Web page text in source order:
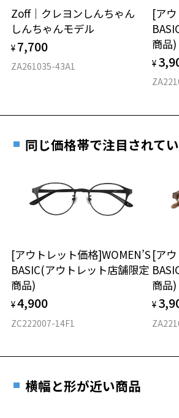
仕上がり寸法
D 仕上がりの横幅：約141mm
22.4g
※着脱式サングラス：デモレンズ、アタッチメント込み
タイプ
材質
フロント素材：メタル
安心2 視力測定無料
視力の変化を早めに発見するために
力測定をおすすめいたします。
安心3 かかり具合調整無料
す。
もっと見る
オンラインストアでフレームのみ購入し
実店舗で度付きにできます
ご購入時に「レンズ交換券」をお選びい
度数を測定のうえ、度付きレンズ（標準
お近くのZoff実店舗にて度数を測定いた
その際は記入用紙をダウンロードしてお
ダウンロード
Zoff｜クレヨンしんちゃん
しんちゃんモデル
¥ 7,700
ZA261035-43A1
[ア
商品)
¥
同じ価格帯で注目されて
[アウトレット価格]WOMEN’S
BASIC(アウトレット店舗限定
商品)
¥4,900
ZC222007-14F1
[ア
商品)
¥
横幅と形が近い商品